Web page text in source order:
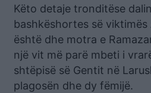
Këto detaje tronditëse
bashkëshortes së viktimës
është dhe motra e
një vit më parë mbeti i
shtëpisë së Gentit në
plagosën dhe dy fëmijë.